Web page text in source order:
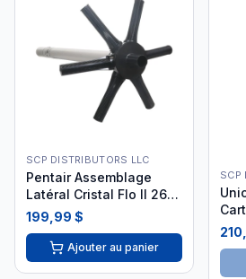
SCP DISTRIBUTORS LLC
Pentair Assemblage
Latéral Cristal Flo II 26"
SD80 - 152226
199,99 $
Ajouter au panier
SCP
19"